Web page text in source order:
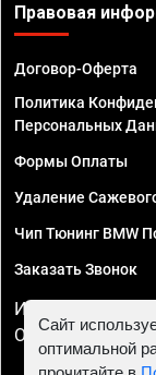
Правовая
Договор-Оферта
Политика
Персональных
Формы Оплаты
Удаление
Чип Тюнинг BMW
Заказать Звонок
ИП Смирнов
ОГРНИП
Сайт
оптимальной